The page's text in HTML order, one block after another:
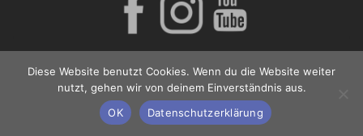
BORG GÜSSING
Diese Website benutzt Cookies. Wenn du die Website weiter
nutzt, gehen wir von deinem Einverständnis aus.
OK
Datenschutzerklärung